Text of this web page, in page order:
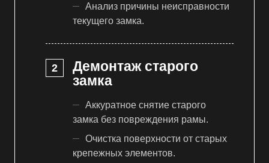
Анализ причины неисправности
текущего замка.
Демонтаж старого
замка
Аккуратное снятие старого
замка без повреждения рамы.
Очистка поверхности от старых
крепежных элементов.